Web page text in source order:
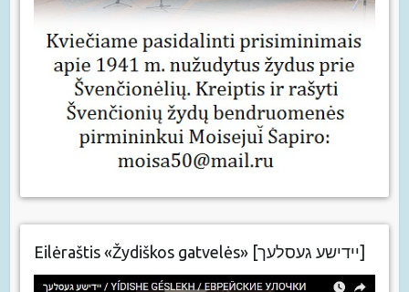
Eilėraštis «Žydiškos gatvelės» [יידישע געסלעך]